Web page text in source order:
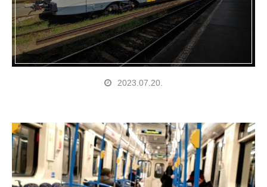
2023.07.20.